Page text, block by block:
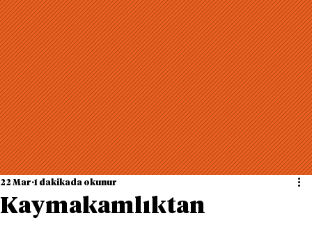
Kaymakamlıktan
22 Mar 1 dakikada okunur